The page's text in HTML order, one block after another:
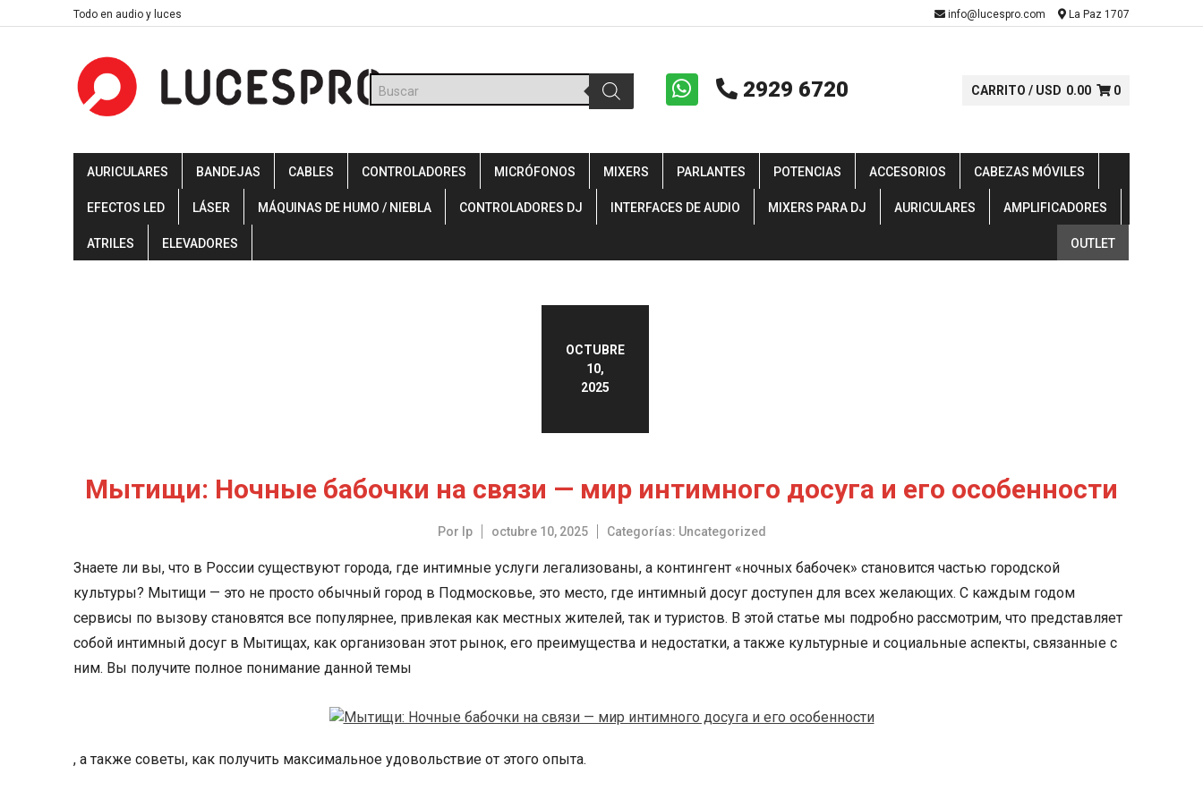
to
Todo en audio y luces info@lucespro.com La Paz 1707
Búsqueda
de
productos
2929 6720 CARRITO / USD 0.00 0
AURICULARES BANDEJAS CABLES CONTROLADORES MICRÓFONOS MIXERS PARLANTES POTENCIAS ACCESORIOS CABEZAS MÓVILES
EFECTOS LED LÁSER MÁQUINAS DE HUMO / NIEBLA CONTROLADORES DJ INTERFACES DE AUDIO MIXERS PARA DJ AURICULARES AMPLIFICADORES
ATRILES ELEVADORES OUTLET
OCTUBRE
10,
2025
Мытищи: Ночные бабочки на связи — мир интимного досуга и его особенности
Por lp octubre 10, 2025 Categorías: Uncategorized
Знаете ли вы, что в России существуют города, где интимные услуги легализованы, а контингент «ночных бабочек» становится частью городской
культуры? Мытищи — это не просто обычный город в Подмосковье, это место, где интимный досуг доступен для всех желающих. С каждым годом
сервисы по вызову становятся все популярнее, привлекая как местных жителей, так и туристов. В этой статье мы подробно рассмотрим, что представляет
собой интимный досуг в Мытищах, как организован этот рынок, его преимущества и недостатки, а также культурные и социальные аспекты, связанные с
ним. Вы получите полное понимание данной темы
, а также советы, как получить максимальное удовольствие от этого опыта.